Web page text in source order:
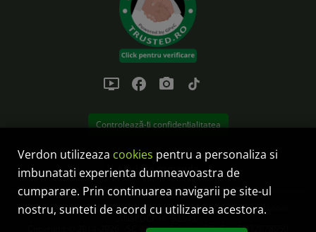
ondemand_video facebook photo_camera tiktok
Controlează-ți confidențialitatea
Anulare comanda
SC Verdon Solution SRL este operator de date cu caracter personal:
Copyright © 2014-2026 - SC Verdon Solution SRL CUI: RO32678550
Verdon utilizeaza cookies pentru a personaliza si
imbunatati experienta dumneavoastra de
cumparare. Prin continuarea navigarii pe site-ul
nostru, sunteti de acord cu utilizarea acestora.